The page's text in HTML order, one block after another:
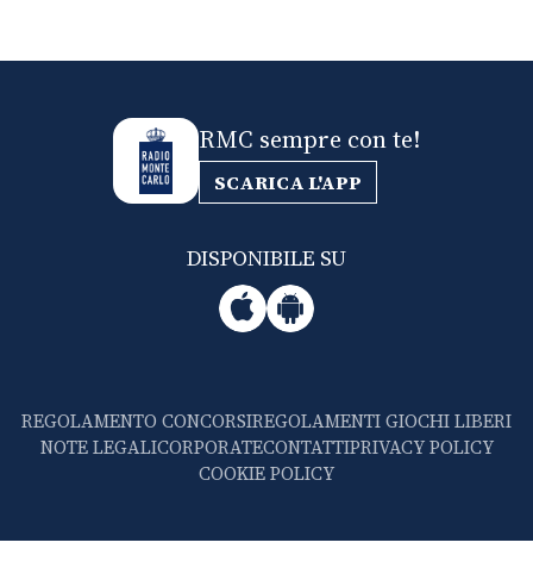
RMC sempre con te!
SCARICA L'APP
DISPONIBILE SU
REGOLAMENTO CONCORSIREGOLAMENTI GIOCHI LIBERI
NOTE LEGALICORPORATECONTATTIPRIVACY POLICY
COOKIE POLICY